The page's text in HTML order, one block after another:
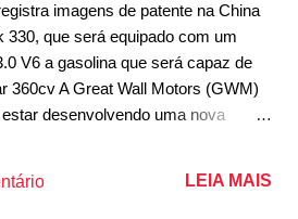
de 252cv e um motor elétrico de
não-revelada. A marca ainda
informações de que ele era
a uma bateria de 37,11kWh,
do Ministério da Indústria e
imagens de patente na China
330, que será equipado com um
V6 a gasolina que será capaz de
360cv A Great Wall Motors (GWM)
desenvolvendo uma nova
registradas no Ministério da
LEIA MAIS